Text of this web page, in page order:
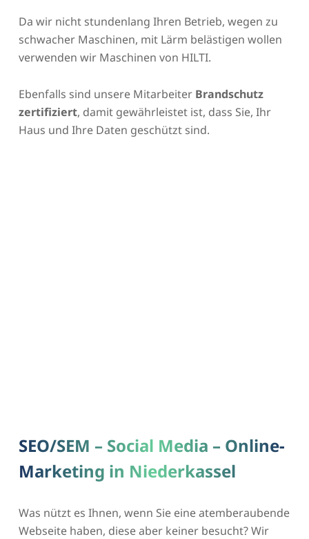
Da wir nicht stundenlang Ihren Betrieb, wegen zu
schwacher Maschinen, mit Lärm belästigen wollen
verwenden wir Maschinen von HILTI.
Ebenfalls sind unsere Mitarbeiter Brandschutz
zertifiziert, damit gewährleistet ist, dass Sie, Ihr
Haus und Ihre Daten geschützt sind.
SEO/SEM – Social Media – Online-
Marketing in Niederkassel
Was nützt es Ihnen, wenn Sie eine atemberaubende
Webseite haben, diese aber keiner besucht? Wir